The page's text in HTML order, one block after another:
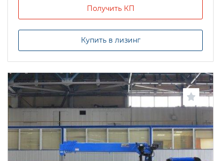
Получить КП
Купить в лизинг